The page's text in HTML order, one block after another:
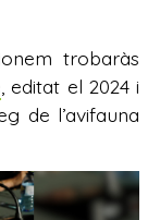
trobaràs
, editat el 2024 i
de l’avifauna